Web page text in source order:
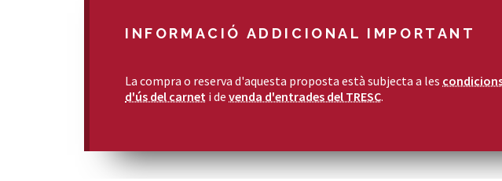
INFORMACIÓ ADDICIONAL IMPORTANT
La compra o reserva d'aquesta proposta està subjecta a les
d'ús del carnet i de venda d'entrades del TRESC.